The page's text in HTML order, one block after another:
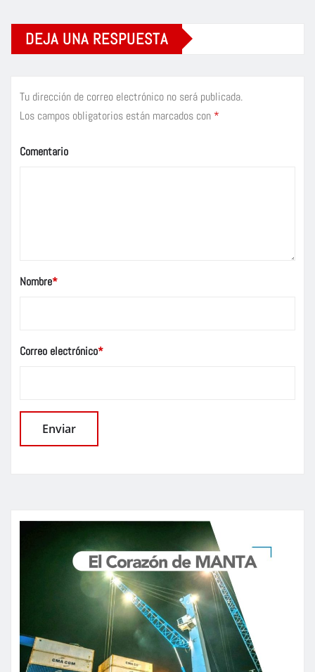
DEJA UNA RESPUESTA
Tu dirección de correo electrónico no será publicada.
Los campos obligatorios están marcados con *
Comentario
Nombre*
Correo electrónico*